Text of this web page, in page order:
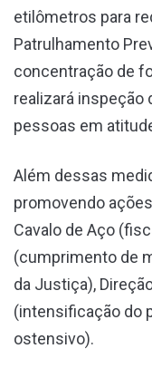
etilômetros para
Patrulhamento
concentração de
realizará inspeção
pessoas em
Além dessas
promovendo
Cavalo de Aço
(cumprimento de
da Justiça),
(intensificação do
ostensivo).